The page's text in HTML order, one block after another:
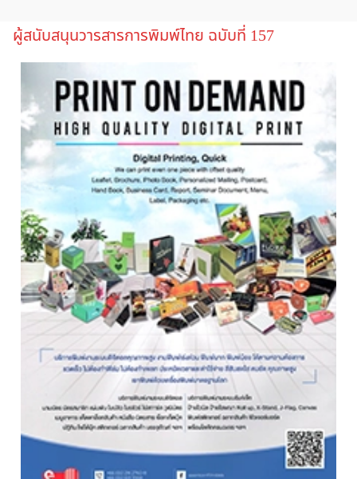
ผู้สนับสนุนวารสารการพิมพ์ไทย ฉบับที่ 157